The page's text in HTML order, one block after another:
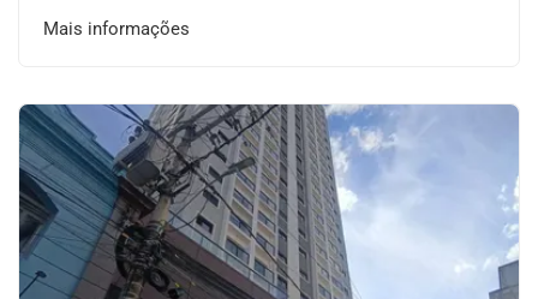
Mais informações